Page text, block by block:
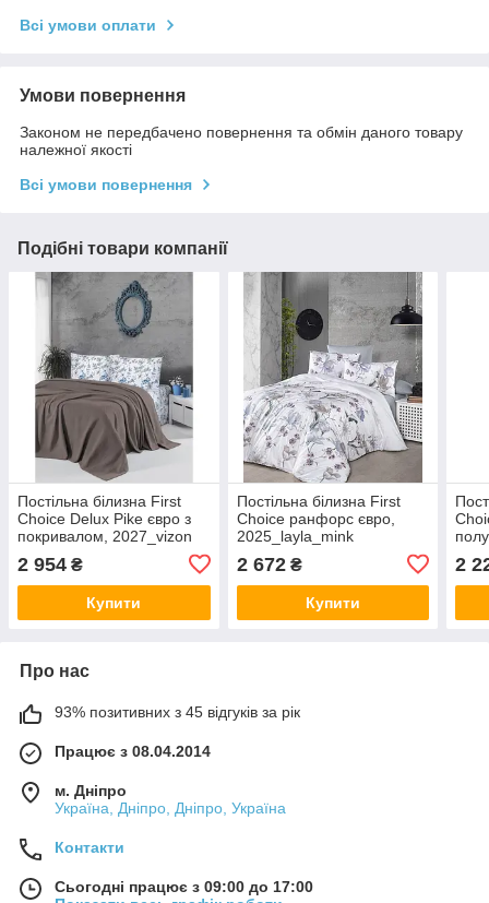
Всі умови оплати
Умови повернення
Законом не передбачено повернення та обмін даного товару
належної якості
Всі умови повернення
Подібні товари компанії
Постільна білизна First
Choice Delux Pike євро з
покривалом, 2027_vizon
2 954 ₴
Купити
Постільна білизна First
Choice ранфорс євро,
2025_layla_mink
2 672₴
Купити
2
Про нас
93% позитивних з 45 відгуків за рік
Працює з 08.04.2014
м. Дніпро
Україна, Дніпро, Дніпро, Україна
Контакти
Сьогодні працює з 09:00 до 17:00